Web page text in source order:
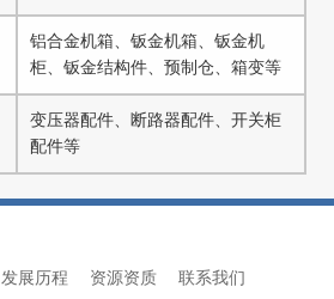
铝合金机箱、钣金机箱、钣金机
柜、钣金结构件、预制仓、箱变等
变压器配件、断路器配件、开关柜
配件等
发展历程 资源资质 联系我们